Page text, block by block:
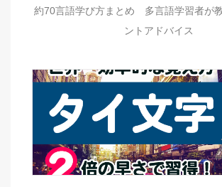
約70言語学び方まとめ 多言語学習者が
ントアドバイス